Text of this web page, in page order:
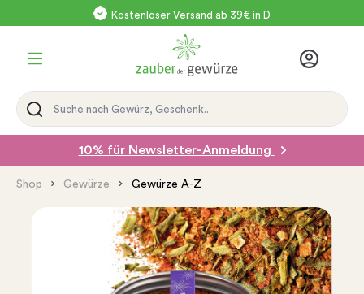
Kostenloser Versand ab 39€ in D
10% für Newsletter-Anmeldung
Shop Gewürze Gewürze A-Z